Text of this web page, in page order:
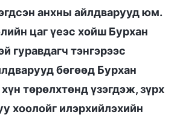
анхны айлдварууд юм.
цаг үеэс хойш Бурхан
гуравдагч тэнгэрээс
бөгөөд Бурхан
төрөлхтөнд үзэгдэж, зүрх
хоолойг илэрхийлэхийн